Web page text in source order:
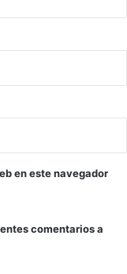
en este navegador
comentarios a